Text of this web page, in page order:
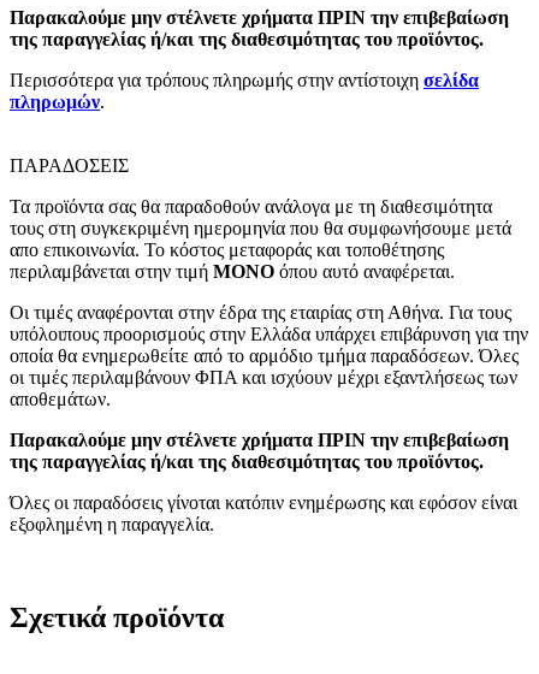
Παρακαλούμε μην στέλνετε χρήματα ΠΡΙΝ την επιβεβαίωση
της παραγγελίας ή/και της διαθεσιμότητας του προϊόντος.
Περισσότερα για τρόπους πληρωμής στην αντίστοιχη σελίδα
πληρωμών.
ΠΑΡΑΔΟΣΕΙΣ
Τα προϊόντα σας θα παραδοθούν ανάλογα με τη διαθεσιμότητα
τους στη συγκεκριμένη ημερομηνία που θα συμφωνήσουμε μετά
απο επικοινωνία. Το κόστος μεταφοράς και τοποθέτησης
περιλαμβάνεται στην τιμή MONO όπου αυτό αναφέρεται.
Οι τιμές αναφέρονται στην έδρα της εταιρίας στη Αθήνα. Για τους
υπόλοιπους προορισμούς στην Ελλάδα υπάρχει επιβάρυνση για την
οποία θα ενημερωθείτε από το αρμόδιο τμήμα παραδόσεων. Όλες
οι τιμές περιλαμβάνουν ΦΠΑ και ισχύουν μέχρι εξαντλήσεως των
αποθεμάτων.
Παρακαλούμε μην στέλνετε χρήματα ΠΡΙΝ την επιβεβαίωση
της παραγγελίας ή/και της διαθεσιμότητας του προϊόντος.
Όλες οι παραδόσεις γίνοται κατόπιν ενημέρωσης και εφόσον είναι
εξοφλημένη η παραγγελία.
Σχετικά προϊόντα